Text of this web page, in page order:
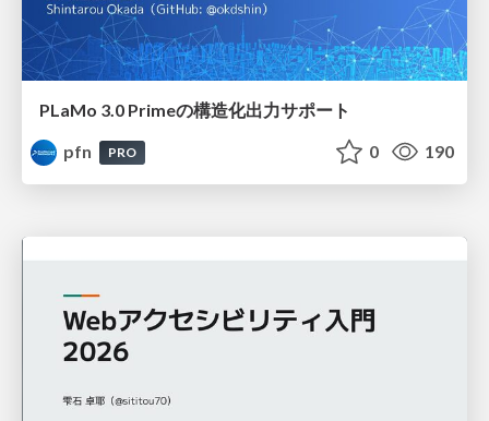
PLaMo 3.0 Primeの構造化出力サポート
pfn
PRO 0 190